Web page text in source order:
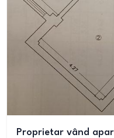
Proprietar vând